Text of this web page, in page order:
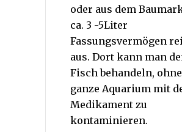
oder aus dem
ca. 3 -5Liter
Fassungsvermögen
aus. Dort kann man
Fisch behandeln,
ganze Aquarium mit
Medikament zu
kontaminieren.